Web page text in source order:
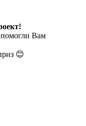
Вам
😊